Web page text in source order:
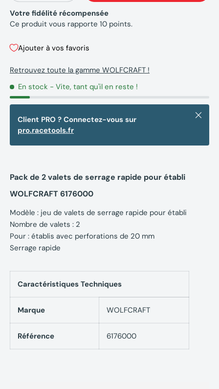
Votre fidélité récompensée
Ce produit vous rapporte 10 points.
Ajouter à vos favoris
Retrouvez toute la gamme WOLFCRAFT !
En stock - Vite, tant qu'il en reste !
Client PRO ? Connectez-vous sur
pro.racetools.fr
Fermer
Pack de 2 valets de serrage rapide pour établi
WOLFCRAFT 6176000
Modèle : jeu de valets de serrage rapide pour établi
Nombre de valets : 2
Pour : établis avec perforations de 20 mm
Serrage rapide
Caractéristiques Techniques
Marque WOLFCRAFT
Référence 6176000